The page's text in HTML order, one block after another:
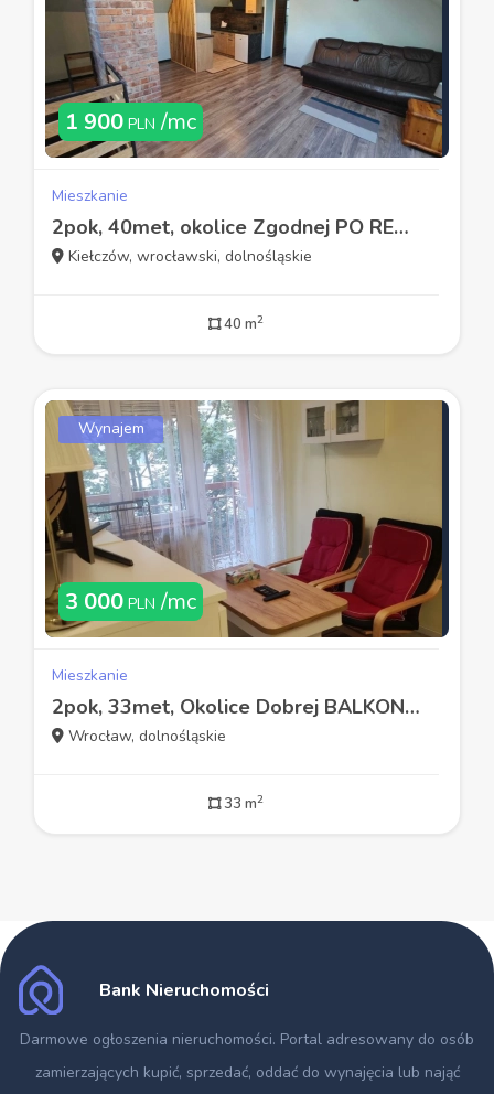
1 900 PLN /mc
Mieszkanie
2pok, 40met, okolice Zgodnej PO REMONCIE/PARKING (Kiełczów)
Kiełczów, wrocławski, dolnośląskie
40 m2
Wynajem
3 000 PLN /mc
Mieszkanie
2pok, 33met, Okolice Dobrej BALKON (Wrocław)
Wrocław, dolnośląskie
33 m2
Bank Nieruchomości
Darmowe ogłoszenia nieruchomości. Portal adresowany do osób
zamierzających kupić, sprzedać, oddać do wynajęcia lub nająć